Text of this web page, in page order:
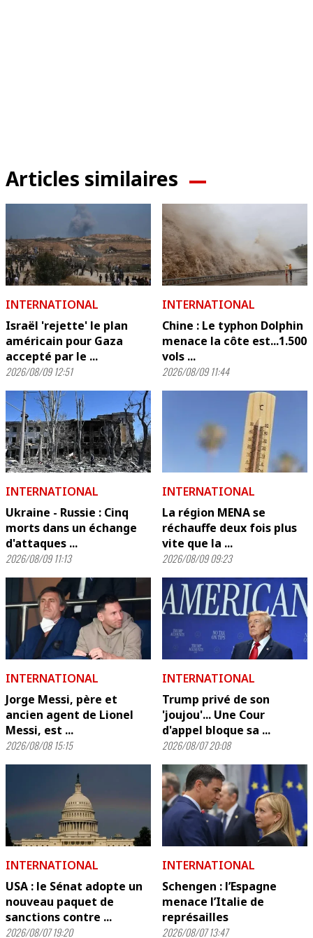
Articles similaires
INTERNATIONAL
Israël 'rejette' le plan
américain pour Gaza
accepté par le ...
2026/08/09 12:51
INTERNATIONAL
Chine : Le typhon Dolphin
menace la côte est...1.500
vols ...
2026/08/09 11:44
INTERNATIONAL
Ukraine - Russie : Cinq
morts dans un échange
d'attaques ...
2026/08/09 11:13
INTERNATIONAL
La région MENA se
réchauffe deux fois plus
vite que la ...
2026/08/09 09:23
INTERNATIONAL
Jorge Messi, père et
ancien agent de Lionel
Messi, est ...
2026/08/08 15:15
INTERNATIONAL
Trump privé de son
'joujou'... Une Cour
d'appel bloque sa ...
2026/08/07 20:08
INTERNATIONAL
USA : le Sénat adopte un
nouveau paquet de
sanctions contre ...
2026/08/07 19:20
INTERNATIONAL
Schengen : l’Espagne
menace l’Italie de
représailles
2026/08/07 13:47